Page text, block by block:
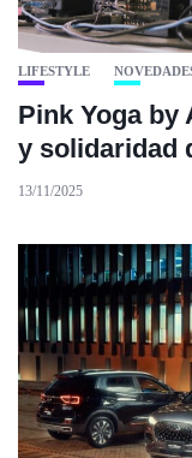
LIFESTYLE
Pink Yoga by
y solidaridad
13/11/2025